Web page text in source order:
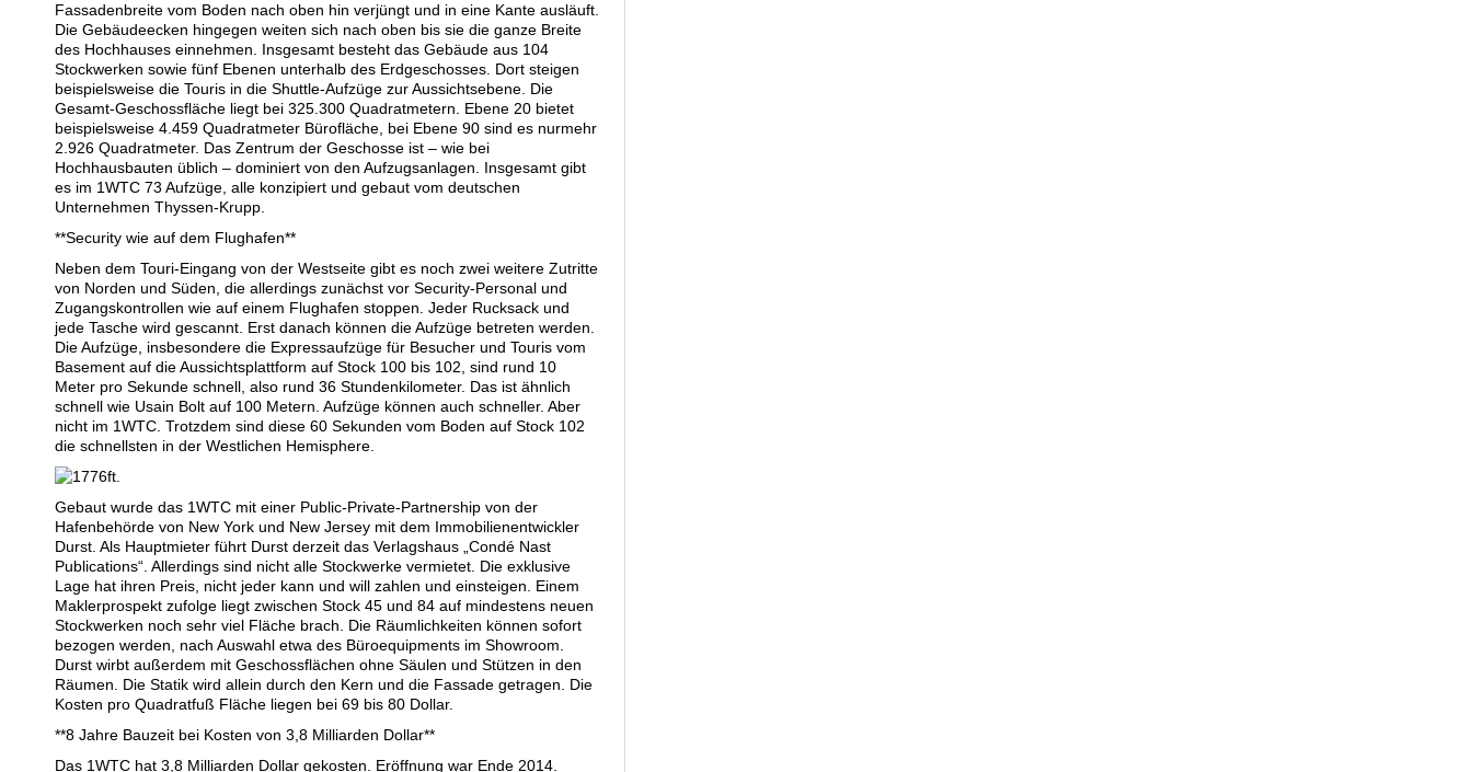
Fassadenbreite vom Boden nach oben hin verjüngt und in eine Kante ausläuft.
Die Gebäudeecken hingegen weiten sich nach oben bis sie die ganze Breite
des Hochhauses einnehmen. Insgesamt besteht das Gebäude aus 104
Stockwerken sowie fünf Ebenen unterhalb des Erdgeschosses. Dort steigen
beispielsweise die Touris in die Shuttle-Aufzüge zur Aussichtsebene. Die
Gesamt-Geschossfläche liegt bei 325.300 Quadratmetern. Ebene 20 bietet
beispielsweise 4.459 Quadratmeter Bürofläche, bei Ebene 90 sind es nurmehr
2.926 Quadratmeter. Das Zentrum der Geschosse ist – wie bei
Hochhausbauten üblich – dominiert von den Aufzugsanlagen. Insgesamt gibt
es im 1WTC 73 Aufzüge, alle konzipiert und gebaut vom deutschen
Unternehmen Thyssen-Krupp.
**Security wie auf dem Flughafen**
Neben dem Touri-Eingang von der Westseite gibt es noch zwei weitere Zutritte
von Norden und Süden, die allerdings zunächst vor Security-Personal und
Zugangskontrollen wie auf einem Flughafen stoppen. Jeder Rucksack und
jede Tasche wird gescannt. Erst danach können die Aufzüge betreten werden.
Die Aufzüge, insbesondere die Expressaufzüge für Besucher und Touris vom
Basement auf die Aussichtsplattform auf Stock 100 bis 102, sind rund 10
Meter pro Sekunde schnell, also rund 36 Stundenkilometer. Das ist ähnlich
schnell wie Usain Bolt auf 100 Metern. Aufzüge können auch schneller. Aber
nicht im 1WTC. Trotzdem sind diese 60 Sekunden vom Boden auf Stock 102
die schnellsten in der Westlichen Hemisphere.
Gebaut wurde das 1WTC mit einer Public-Private-Partnership von der
Hafenbehörde von New York und New Jersey mit dem Immobilienentwickler
Durst. Als Hauptmieter führt Durst derzeit das Verlagshaus „Condé Nast
Publications“. Allerdings sind nicht alle Stockwerke vermietet. Die exklusive
Lage hat ihren Preis, nicht jeder kann und will zahlen und einsteigen. Einem
Maklerprospekt zufolge liegt zwischen Stock 45 und 84 auf mindestens neuen
Stockwerken noch sehr viel Fläche brach. Die Räumlichkeiten können sofort
bezogen werden, nach Auswahl etwa des Büroequipments im Showroom.
Durst wirbt außerdem mit Geschossflächen ohne Säulen und Stützen in den
Räumen. Die Statik wird allein durch den Kern und die Fassade getragen. Die
Kosten pro Quadratfuß Fläche liegen bei 69 bis 80 Dollar.
**8 Jahre Bauzeit bei Kosten von 3,8 Milliarden Dollar**
Das 1WTC hat 3,8 Milliarden Dollar gekosten. Eröffnung war Ende 2014.